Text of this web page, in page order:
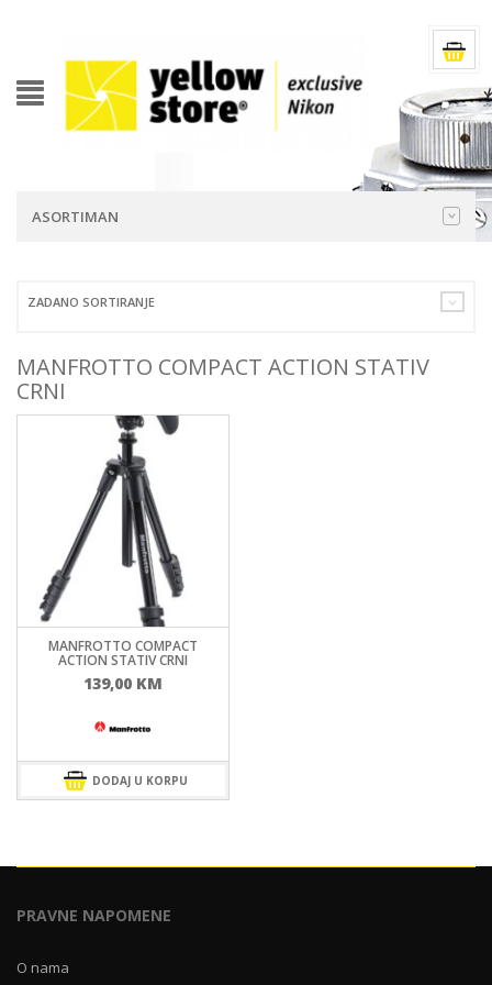
ASORTIMAN
ZADANO SORTIRANJE
MANFROTTO COMPACT ACTION STATIV
CRNI
MANFROTTO COMPACT
ACTION STATIV CRNI
139,00 KM
DODAJ U KORPU
PRAVNE NAPOMENE
O nama